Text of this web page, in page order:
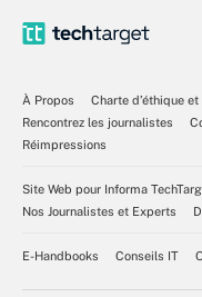
À Propos
Charte d’éthique
Rencontrez les journalistes
Réimpressions
Site Web pour Informa
Nos Journalistes et Experts
E-Handbooks Conseils IT